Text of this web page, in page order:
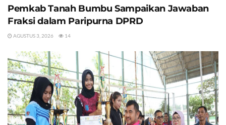
Pemkab Tanah Bumbu Sampaikan Jawaban
Fraksi dalam Paripurna DPRD
AGUSTUS 3, 2026 14